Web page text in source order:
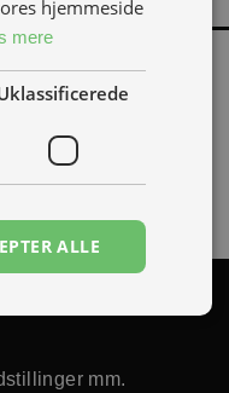
mm.
hjemmeside
mere
ALLE